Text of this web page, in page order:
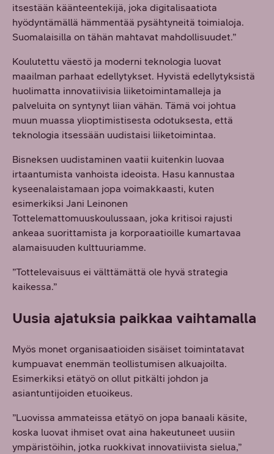
itsestään käänteentekijä, joka digitalisaatiota
hyödyntämällä hämmentää pysähtyneitä toimialoja.
Suomalaisilla on tähän mahtavat mahdollisuudet.”
Koulutettu väestö ja moderni teknologia luovat
maailman parhaat edellytykset. Hyvistä edellytyksistä
huolimatta innovatiivisia liiketoimintamalleja ja
palveluita on syntynyt liian vähän. Tämä voi johtua
muun muassa ylioptimistisesta odotuksesta, että
teknologia itsessään uudistaisi liiketoimintaa.
Bisneksen uudistaminen vaatii kuitenkin luovaa
irtaantumista vanhoista ideoista. Hasu kannustaa
kyseenalaistamaan jopa voimakkaasti, kuten
esimerkiksi Jani Leinonen
Tottelemattomuuskoulussaan, joka kritisoi rajusti
ankeaa suorittamista ja korporaatioille kumartavaa
alamaisuuden kulttuuriamme.
”Tottelevaisuus ei välttämättä ole hyvä strategia
kaikessa.”
Uusia ajatuksia paikkaa vaihtamalla
Myös monet organisaatioiden sisäiset toimintatavat
kumpuavat enemmän teollistumisen alkuajoilta.
Esimerkiksi etätyö on ollut pitkälti johdon ja
asiantuntijoiden etuoikeus.
”Luovissa ammateissa etätyö on jopa banaali käsite,
koska luovat ihmiset ovat aina hakeutuneet uusiin
ympäristöihin, jotka ruokkivat innovatiivista sielua,”